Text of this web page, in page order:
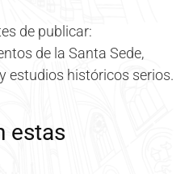
de publicar:
de la Santa Sede,
estudios históricos serios.
estas